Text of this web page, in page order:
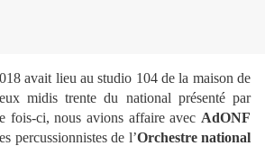
avait lieu au studio 104 de la maison de
midis trente du national présenté par
fois-ci, nous avions affaire avec AdONF
percussionnistes de l’Orchestre national